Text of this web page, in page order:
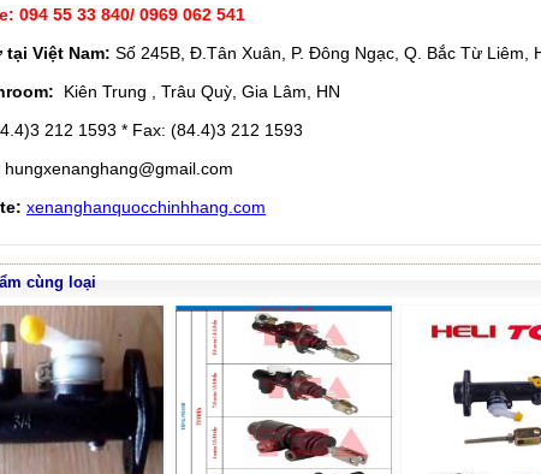
094 55 33 840/ 0969 062 541
tại Việt Nam: Số 245B, Đ.Tân Xuân, P. Đông Ngạc, Q. Bắc Từ Liêm,
Kiên Trung , Trâu Quỳ, Gia Lâm, HN
212 1593 * Fax: (84.4)3 212 1593
hungxenanghang@gmail.com
xenanghanquocchinhhang.com
cùng loại